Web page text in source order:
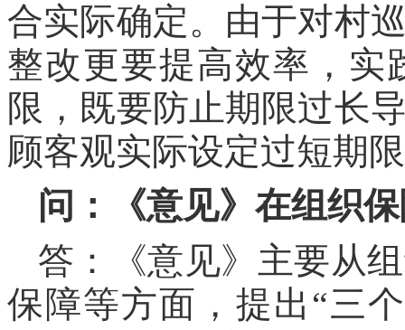
合实际确定。由于对村
整改更要提高效率，实
限，既要防止期限过长
顾客观实际设定过短期
问：《意见》在组织
答：《意见》主要从
保障等方面，提出“三